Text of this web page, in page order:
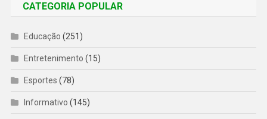
CATEGORIA POPULAR
Educação (251)
Entretenimento (15)
Esportes (78)
Informativo (145)